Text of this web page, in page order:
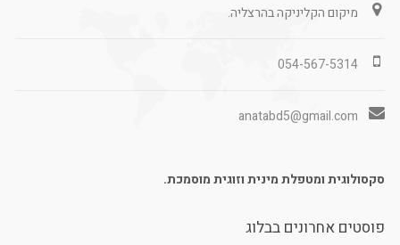
מיקום הקליניקה בהרצליה.
054-567-5314
anatabd5@gmail.com
סקסולוגית ומטפלת מינית וזוגית מוסמכת.
פוסטים אחרונים בבלוג